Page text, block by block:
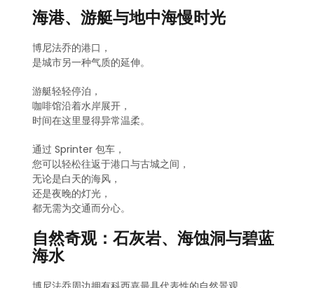
海港、游艇与地中海慢时光
博尼法乔的港口，
是城市另一种气质的延伸。
游艇轻轻停泊，
咖啡馆沿着水岸展开，
时间在这里显得异常温柔。
通过 Sprinter 包车，
您可以轻松往返于港口与古城之间，
无论是白天的海风，
还是夜晚的灯光，
都无需为交通而分心。
自然奇观：石灰岩、海蚀洞与碧蓝
海水